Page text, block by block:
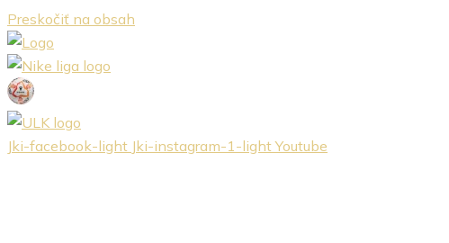
Preskočiť na obsah
Jki-facebook-light Jki-instagram-1-light Youtube